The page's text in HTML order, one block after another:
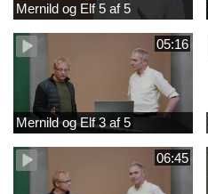
Mernild og Elf 5 af 5
05:16
Mernild og Elf 3 af 5
06:45